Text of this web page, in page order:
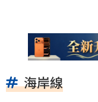
海岸線